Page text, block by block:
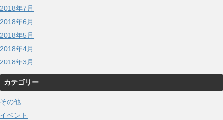
2018年7月
2018年6月
2018年5月
2018年4月
2018年3月
カテゴリー
その他
イベント